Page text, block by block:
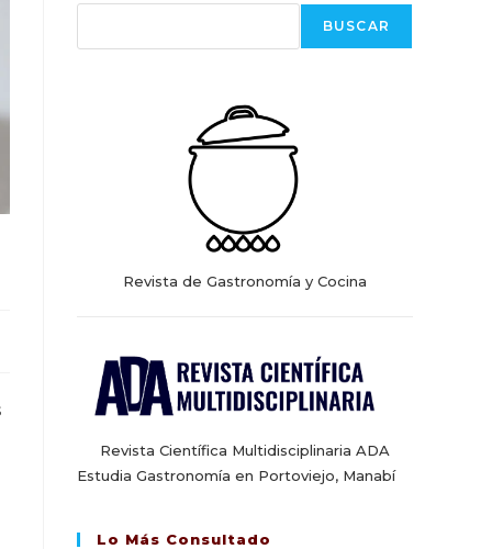
BUSCAR
Revista de Gastronomía y Cocina
Revista Científica Multidisciplinaria ADA
Estudia Gastronomía en Portoviejo, Manabí
Lo Más Consultado